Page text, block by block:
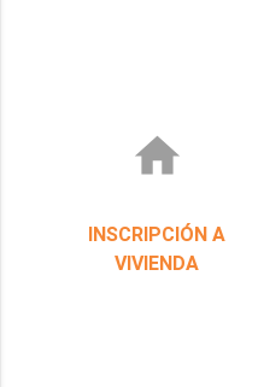
home
INSCRIPCIÓN A
VIVIENDA